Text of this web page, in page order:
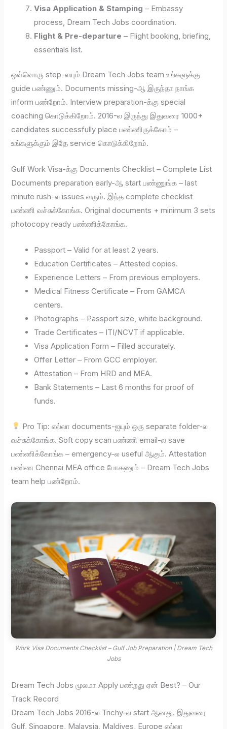
Visa Application & Stamping – Embassy
process, Dream Tech Jobs coordination.
Flight & Pre-departure – Flight booking, briefing,
essentials list.
ஒவ்வொரு step-லயும் Dream Tech Jobs team உங்களுக்கு
guide பண்ணும். Documents missing-ஆ இருந்தா நாங்க
inform பண்றோம். Interview preparation-க்கு special
coaching கொடுக்கிறோம். 2016-ல இருந்து இதுவரை 1000+
candidates successfully place பண்ணிருக்கோம் –
உங்களுக்கும் இதே service கொடுக்கிறோம்.
Gulf Work Visa-க்கு Documents Checklist – Complete List
Documents preparation early-ஆ start பண்ணுங்க – last
minute rush-ல issues வரும். இந்த complete checklist
பண்ணி வச்சுக்கோங்க. Original documents + minimum 3 sets
photocopy ready பண்ணிக்கோங்க.
Passport – Valid for at least 2 years.
Education Certificates – Attested copies.
Experience Letters – From previous employers.
Medical Fitness Certificate – From GAMCA
centers.
Photographs – Passport size, white background.
Trade Certificates – ITI/NCVT if applicable.
Visa Application Form – Filled accurately.
Offer Letter – From GCC employer.
Attestation – From HRD and MEA.
Bank Statements – Last 6 months for proof of
funds.
Pro Tip: எல்லா documents-ஐயும் ஒரு separate folder-ல
வச்சுக்கோங்க. Soft copy scan பண்ணி email-ல save
பண்ணிக்கோங்க – emergency-ல useful ஆகும். Attestation
பண்ண Chennai MEA office போகணும் – Dream Tech Jobs
team help பண்றோம்.
Work Visa Documents Checklist – Gulf Job Preparation | Dream Tech
Jobs
Dream Tech Jobs மூலமா Apply பண்றது ஏன் Best? – Our
Track Record
Dream Tech Jobs 2016-ல Trichy-ல start ஆனது. இதுவரை
Gulf, Singapore, Malaysia, Maldives, Europe எல்லா